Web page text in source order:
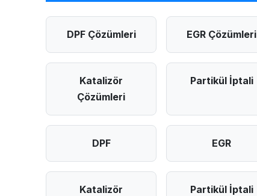
DPF Çözümleri EGR Çözümleri
Katalizör
Çözümleri
Partikül İptali
DPF EGR
Katalizör Partikül İptali